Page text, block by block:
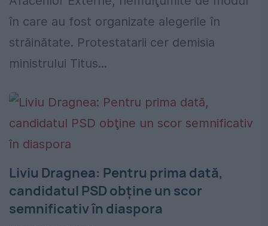
în care au fost organizate alegerile în
străinătate. Protestatarii cer demisia
ministrului Titus...
Liviu Dragnea: Pentru prima dată,
candidatul PSD obţine un scor
semnificativ în diaspora